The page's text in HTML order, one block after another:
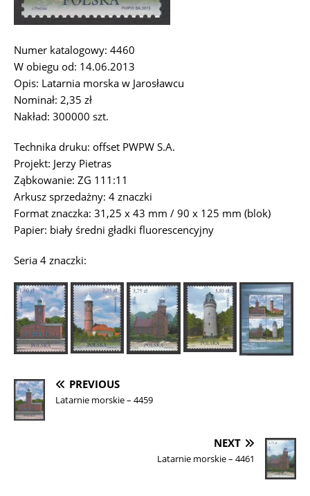
Numer katalogowy: 4460
W obiegu od: 14.06.2013
Opis: Latarnia morska w Jarosławcu
Nominał: 2,35 zł
Nakład: 300000 szt.
Technika druku: offset PWPW S.A.
Projekt: Jerzy Pietras
Ząbkowanie: ZG 111:11
Arkusz sprzedażny: 4 znaczki
Format znaczka: 31,25 x 43 mm / 90 x 125 mm (blok)
Papier: biały średni gładki fluorescencyjny
Seria 4 znaczki:
PREVIOUS
Latarnie morskie – 4459
NEXT
Latarnie morskie – 4461